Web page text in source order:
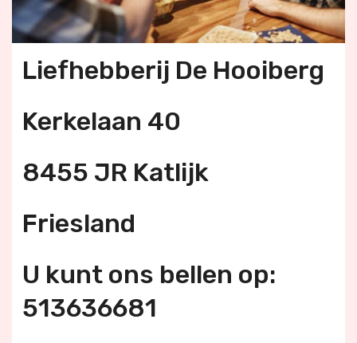
Liefhebberij De Hooiberg
Kerkelaan 40
8455 JR Katlijk
Friesland
U kunt ons bellen op:
513636681